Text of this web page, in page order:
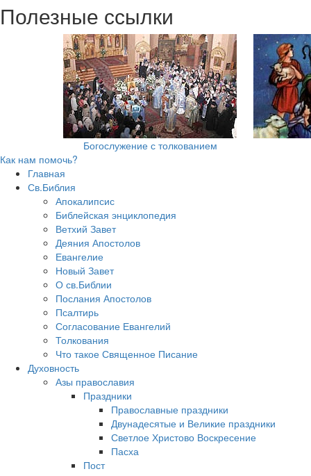
Полезные ссылки
Богослужение с толкованием
Как нам помочь?
Главная
Св.Библия
Апокалипсис
Библейская энциклопедия
Ветхий Завет
Деяния Апостолов
Евангелие
Новый Завет
О св.Библии
Послания Апостолов
Псалтирь
Согласование Евангелий
Толкования
Что такое Священное Писание
Духовность
Азы православия
Праздники
Православные праздники
Двунадесятые и Великие праздники
Светлое Христово Воскресение
Пасха
Пост